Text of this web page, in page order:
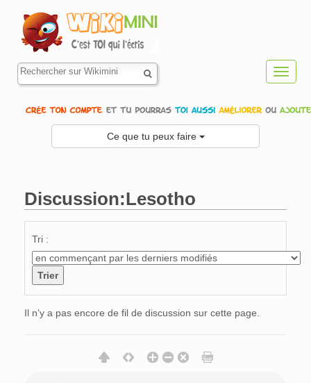
Ce que tu peux faire
Discussion:Lesotho
Tri :
Il n’y a pas encore de fil de discussion sur cette page.